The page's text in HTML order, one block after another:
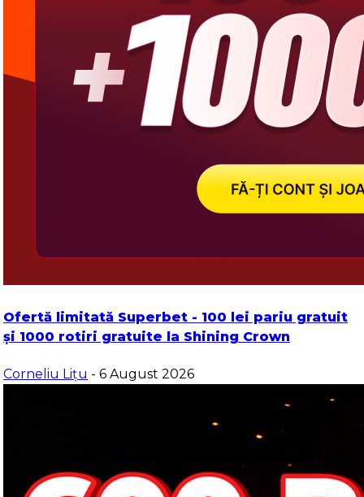
Ofertă limitată Superbet - 100 lei pariu gratuit
și 1000 rotiri gratuite la Shining Crown
Corneliu Lițu - 6 August 2026